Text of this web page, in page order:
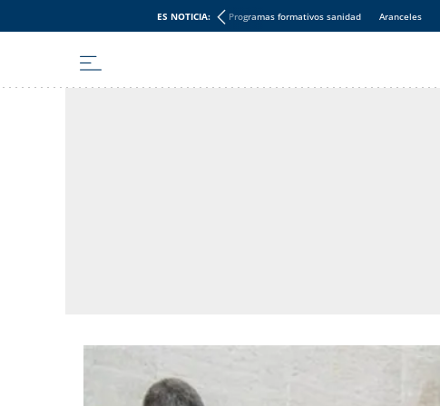
ES NOTICIA: Programas formativos sanidad Aranceles